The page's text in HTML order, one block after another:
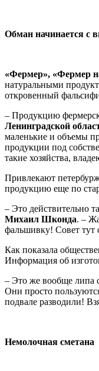
Обман начинается с
«Фермер», «Фермер
натуральными
откровенный
– Продукцию
Ленинградской
маленькие и объемы
продукции под
такие хозяйства,
Привлекают
продукцию еще по
– Это действительно
Михаил Шконда. –
фальшивку! Совет тут
Как показала
Информация об
– Это же вообще липа
Они просто
подвале разводили!
Немолочная сметана